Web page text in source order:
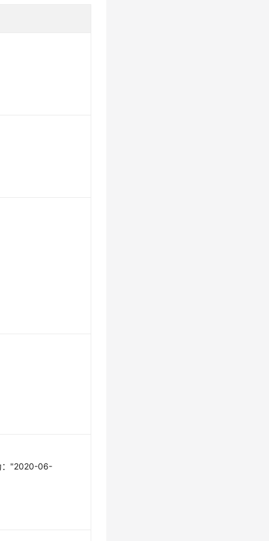
："2020-06-